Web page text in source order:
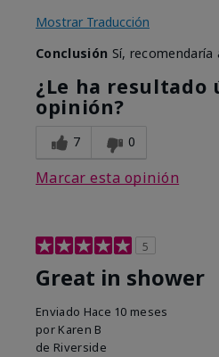
Mostrar Traducción
Conclusión Sí, recomendaría
¿Le ha resultado
opinión?
7 0
Marcar esta opinión
5
Great in shower
Enviado Hace 10 meses
por Karen B
de Riverside